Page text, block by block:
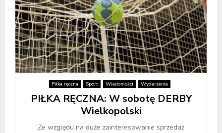
Piłka ręczna Sport Wiadomości Wydarzenia
PIŁKA RĘCZNA: W sobotę DERBY
Wielkopolski
Ze względu na duże zainteresowanie sprzedaż